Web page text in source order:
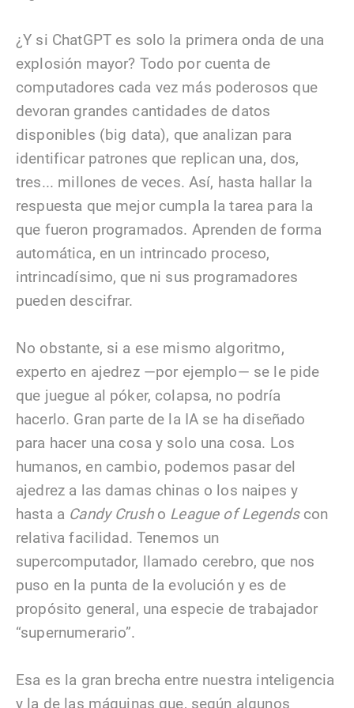
¿Y si ChatGPT es solo la primera onda de una
explosión mayor? Todo por cuenta de
computadores cada vez más poderosos que
devoran grandes cantidades de datos
disponibles (big data), que analizan para
identificar patrones que replican una, dos,
tres... millones de veces. Así, hasta hallar la
respuesta que mejor cumpla la tarea para la
que fueron programados. Aprenden de forma
automática, en un intrincado proceso,
intrincadísimo, que ni sus programadores
pueden descifrar.
No obstante, si a ese mismo algoritmo,
experto en ajedrez —por ejemplo— se le pide
que juegue al póker, colapsa, no podría
hacerlo. Gran parte de la IA se ha diseñado
para hacer una cosa y solo una cosa. Los
humanos, en cambio, podemos pasar del
ajedrez a las damas chinas o los naipes y
hasta a Candy Crusho League of Legendscon
relativa facilidad. Tenemos un
supercomputador, llamado cerebro, que nos
puso en la punta de la evolución y es de
propósito general, una especie de trabajador
“supernumerario”.
Esa es la gran brecha entre nuestra inteligencia
y la de las máquinas que, según algunos